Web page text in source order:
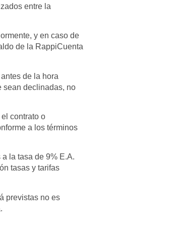
entre la
y en caso de
de la RappiCuenta
de la hora
sean declinadas, no
contrato o
a los términos
la tasa de 9% E.A.
tasas y tarifas
previstas no es